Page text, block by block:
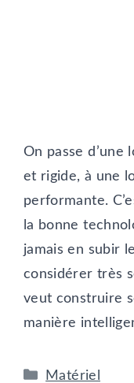
On passe d’une
et rigide, à une
performante.
la bonne
jamais en subir
considérer très
veut construire
manière
Catégories
Matériel